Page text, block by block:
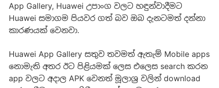
App Gallery, Huawei උපාංග වලට හඳුන්වාදීමට
Huawei සමාගම පියවර ගත් බව ඔබ දැනටමත් දන්නා
කාරණයක් වෙනවා.
Huawei App Gallery සතුව තවමත් ඇතැම් Mobile apps
නොමැති අතර ඊට පිළියමක් ලෙස එලෙස search කරන
app වලට අදාල APK වෙනත් මූලාශ්‍ර වලින් download